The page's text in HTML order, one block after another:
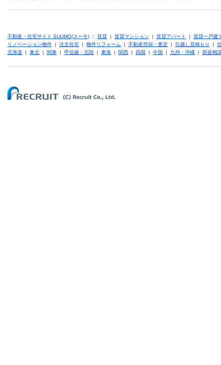
不動産・住宅サイト SUUMO(スーモ) ： 賃貸 | 賃貸マンション | 賃貸アパート | 賃貸一戸建
リノベーション物件 | 注文住宅 | 物件リフォーム | 不動産売却・査定 | 引越し見積もり |
北海道 | 東北 | 関東 | 甲信越・北陸 | 東海 | 関西 | 四国 | 中国 | 九州・沖縄 | 新築相